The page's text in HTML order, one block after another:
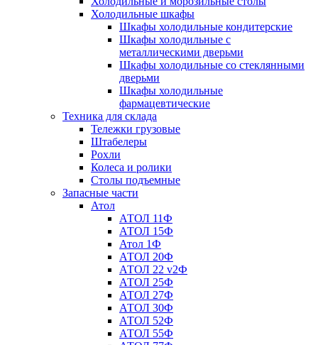
Холодильные шкафы
Шкафы холодильные кондитерские
Шкафы холодильные с
металлическими дверьми
Шкафы холодильные со стеклянными
дверьми
Шкафы холодильные
фармацевтические
Техника для склада
Тележки грузовые
Штабелеры
Рохли
Колеса и ролики
Столы подъемные
Запасные части
Атол
АТОЛ 11Ф
АТОЛ 15Ф
Атол 1Ф
АТОЛ 20Ф
АТОЛ 22 v2Ф
АТОЛ 25Ф
АТОЛ 27Ф
АТОЛ 30Ф
АТОЛ 52Ф
АТОЛ 55Ф